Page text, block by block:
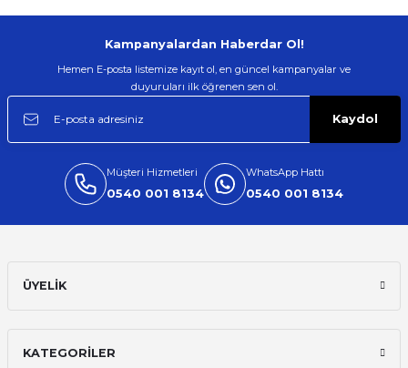
Kampanyalardan Haberdar Ol!
Hemen E-posta listemize kayıt ol, en güncel kampanyalar ve
duyuruları ilk öğrenen sen ol.
Kaydol
Müşteri Hizmetleri
0540 001 8134
WhatsApp Hattı
0540 001 8134
ÜYELİK
KATEGORİLER